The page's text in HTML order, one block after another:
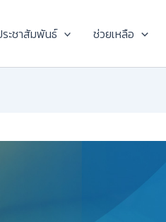
ะชาสัมพันธ์ ช่วยเหลือ